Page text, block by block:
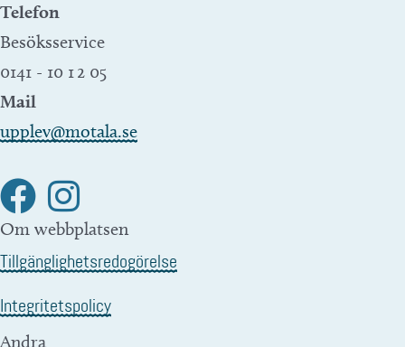
Telefon
Besöksservice
0141 - 10 1 2 05
Mail
upplev@motala.se
Om webbplatsen
Tillgänglighetsredogörelse
Integritetspolicy
Andra